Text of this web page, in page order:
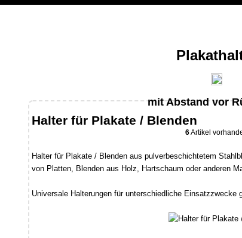
mit Abstand vor
6Artikel
Halter für Plakate / Blenden
Halter für Plakate / Blenden aus pulverbeschichtetem
von Platten, Blenden aus Holz, Hartschaum oder anderen
Universale Halterungen für unterschiedliche Einsatzzwecke